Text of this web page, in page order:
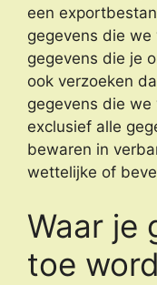
een
gegevens die
gegevens die je
ook verzoeken
gegevens die
exclusief alle
bewaren in
wettelijke of
Waar je
toe